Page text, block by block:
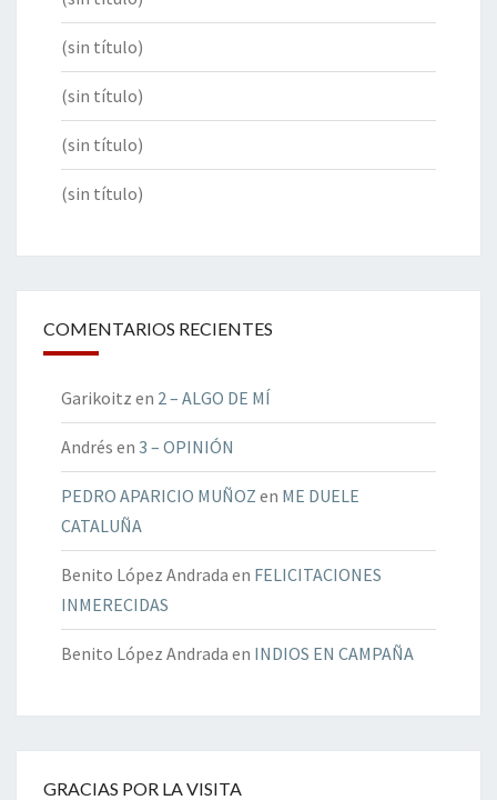
(sin título)
(sin título)
(sin título)
(sin título)
COMENTARIOS RECIENTES
Garikoitz en 2 – ALGO DE MÍ
Andrés en 3 – OPINIÓN
PEDRO APARICIO MUÑOZ en ME DUELE
CATALUÑA
Benito López Andrada en FELICITACIONES
INMERECIDAS
Benito López Andrada en INDIOS EN CAMPAÑA
GRACIAS POR LA VISITA